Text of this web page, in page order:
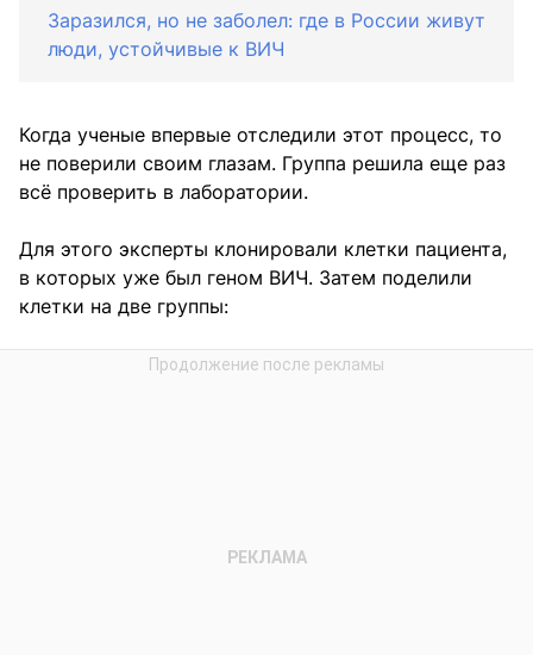
Заразился, но не заболел: где в России живут
люди, устойчивые к ВИЧ
Когда ученые впервые отследили этот процесс, то
не поверили своим глазам. Группа решила еще раз
всё проверить в лаборатории.
Для этого эксперты клонировали клетки пациента,
в которых уже был геном ВИЧ. Затем поделили
клетки на две группы: